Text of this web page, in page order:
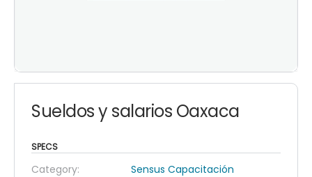
Sueldos y salarios Oaxaca
SPECS
Category: Sensus Capacitación